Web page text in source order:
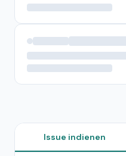
Issue indienen